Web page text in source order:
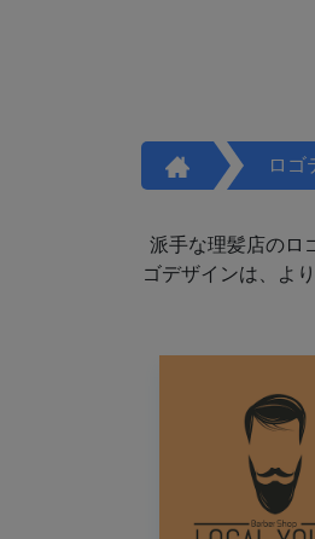
ロゴ
派手な理髪店のロ
ゴデザインは、よ